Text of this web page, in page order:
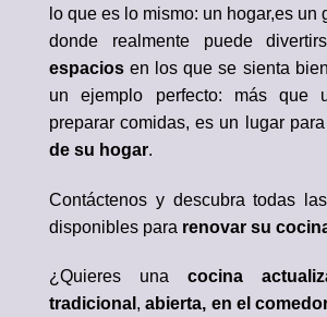
lo que es lo mismo: un hogar,es un
donde realmente puede
espacios en los que se sienta
un ejemplo perfecto: más que
preparar comidas, es un lugar para
de su hogar.
Contáctenos y descubra todas
disponibles para renovar su
¿Quieres una cocina
tradicional ,abierta, en el